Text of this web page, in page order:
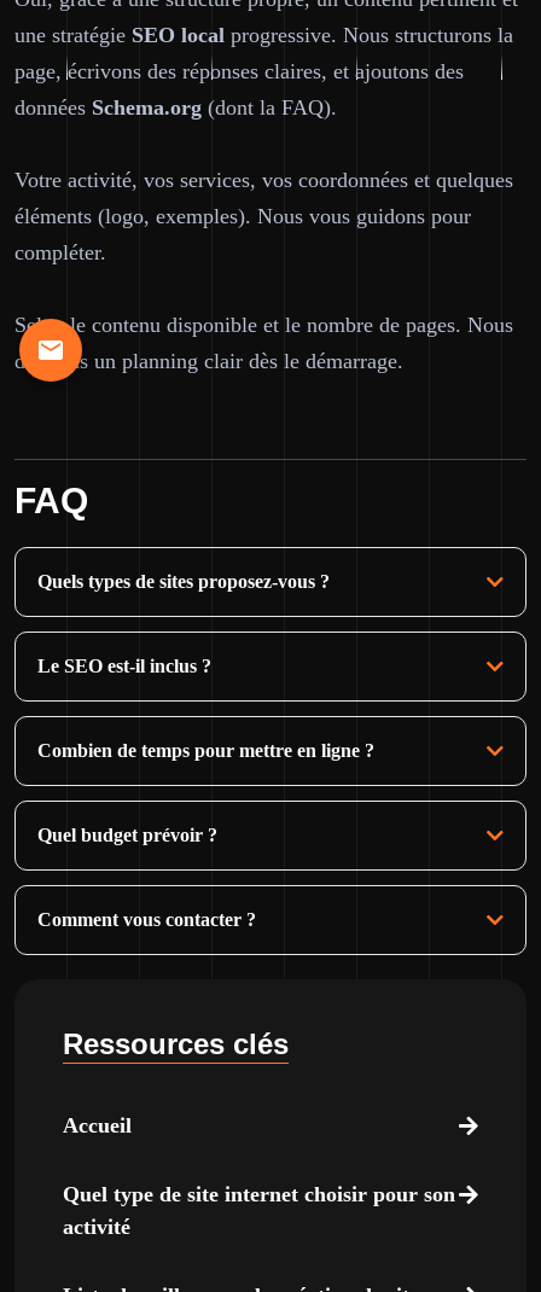
une stratégie SEO local progressive. Nous structurons la
page, écrivons des réponses claires, et ajoutons des
données Schema.org (dont la FAQ).
Votre activité, vos services, vos coordonnées et quelques
éléments (logo, exemples). Nous vous guidons pour
compléter.
Selon le contenu disponible et le nombre de pages. Nous
donnons un planning clair dès le démarrage.
FAQ
Quels types de sites proposez-vous ?
Le SEO est-il inclus ?
Combien de temps pour mettre en ligne ?
Quel budget prévoir ?
Comment vous contacter ?
Ressources clés
Accueil
Quel type de site internet choisir pour son
activité